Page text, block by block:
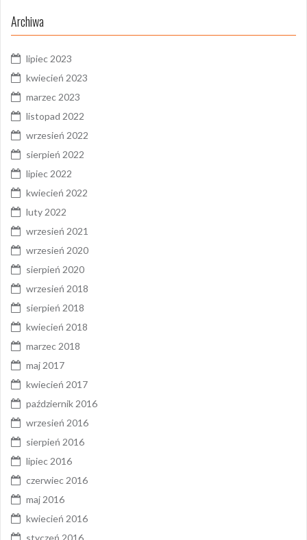
Archiwa
lipiec 2023
kwiecień 2023
marzec 2023
listopad 2022
wrzesień 2022
sierpień 2022
lipiec 2022
kwiecień 2022
luty 2022
wrzesień 2021
wrzesień 2020
sierpień 2020
wrzesień 2018
sierpień 2018
kwiecień 2018
marzec 2018
maj 2017
kwiecień 2017
październik 2016
wrzesień 2016
sierpień 2016
lipiec 2016
czerwiec 2016
maj 2016
kwiecień 2016
styczeń 2016